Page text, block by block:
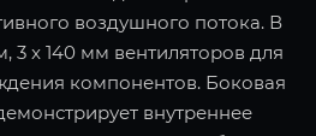
воздушного потока. В
3 x 140 мм вентиляторов для
компонентов. Боковая
внутреннее